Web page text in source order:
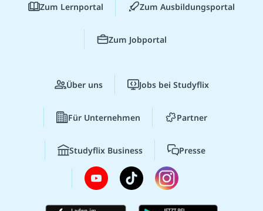
Zum Lernportal Zum Ausbildungsportal
Zum Jobportal
Über uns Jobs bei Studyflix
Für Unternehmen Partner
Studyflix Business Presse